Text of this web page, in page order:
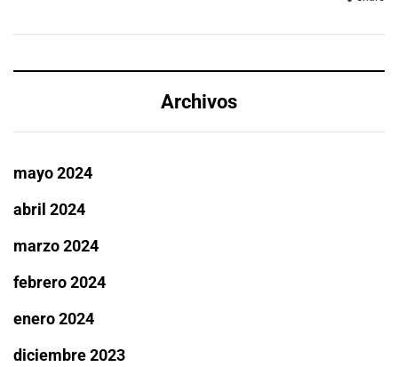
Archivos
mayo 2024
abril 2024
marzo 2024
febrero 2024
enero 2024
diciembre 2023